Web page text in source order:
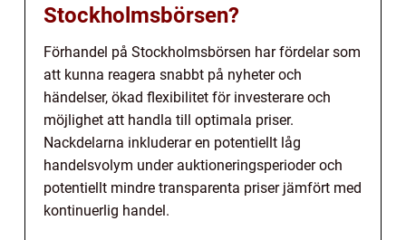
Stockholmsbörsen?
Förhandel på Stockholmsbörsen har fördelar som
att kunna reagera snabbt på nyheter och
händelser, ökad flexibilitet för investerare och
möjlighet att handla till optimala priser.
Nackdelarna inkluderar en potentiellt låg
handelsvolym under auktioneringsperioder och
potentiellt mindre transparenta priser jämfört med
kontinuerlig handel.